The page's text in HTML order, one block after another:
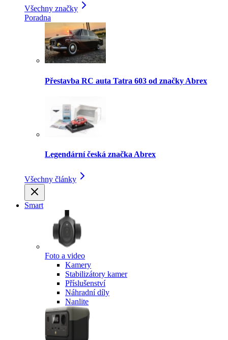
Všechny značky
Poradna
Přestavba RC auta Tatra 603 od značky Abrex
Legendární česká značka Abrex
Všechny články
Smart
Foto a video
Kamery
Stabilizátory kamer
Příslušenství
Náhradní díly
Nanlite